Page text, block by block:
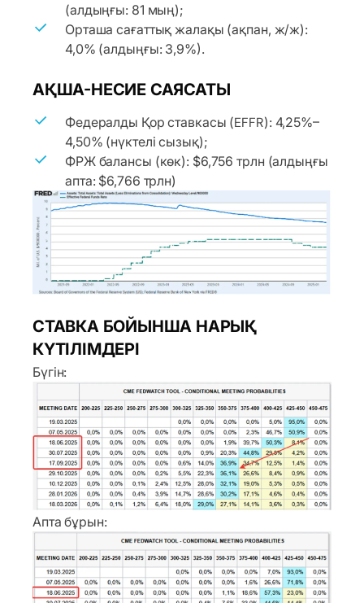
(алдыңғы: 81 мың);
Орташа сағаттық жалақы (ақпан, ж/ж):
4,0% (алдыңғы: 3,9%).
АҚША-НЕСИЕ САЯСАТЫ
Федералды Қор ставкасы (EFFR): 4,25%–
4,50% (нүктелі сызық);
ФРЖ балансы (көк): $6,756 трлн (алдыңғы
апта: $6,766 трлн)
СТАВКА БОЙЫНША НАРЫҚ
КҮТІЛІМДЕРІ
Бүгін:
Апта бұрын: